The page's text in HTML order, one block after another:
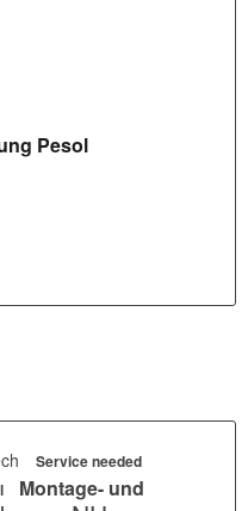
Pesol
Service needed
Montage- und